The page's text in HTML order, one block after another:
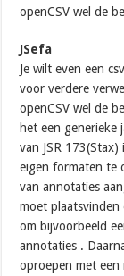
openCSV wel de
JSefa
Je wilt even een
voor verdere
openCSV wel de
het een generieke
van JSR
eigen formaten te
van annotaties
moet plaatsvinden
om bijvoorbeeld
annotaties .
oproepen met een